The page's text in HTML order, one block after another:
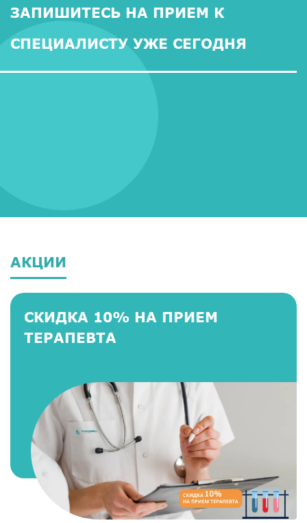
ЗАПИШИТЕСЬ НА ПРИЕМ К
СПЕЦИАЛИСТУ УЖЕ СЕГОДНЯ
АКЦИИ
СКИДКА 10% НА ПРИЕМ
ТЕРАПЕВТА